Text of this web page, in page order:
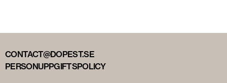
CONTACT@DOPEST.SE
PERSONUPPGIFTSPOLICY